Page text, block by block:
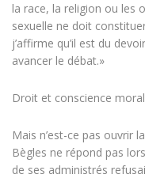
la race, la religion ou les
sexuelle ne doit
j’affirme qu’il est du
avancer le débat.»
Droit et conscience
Mais n’est-ce pas ouvrir
Bègles ne répond pas
de ses administrés